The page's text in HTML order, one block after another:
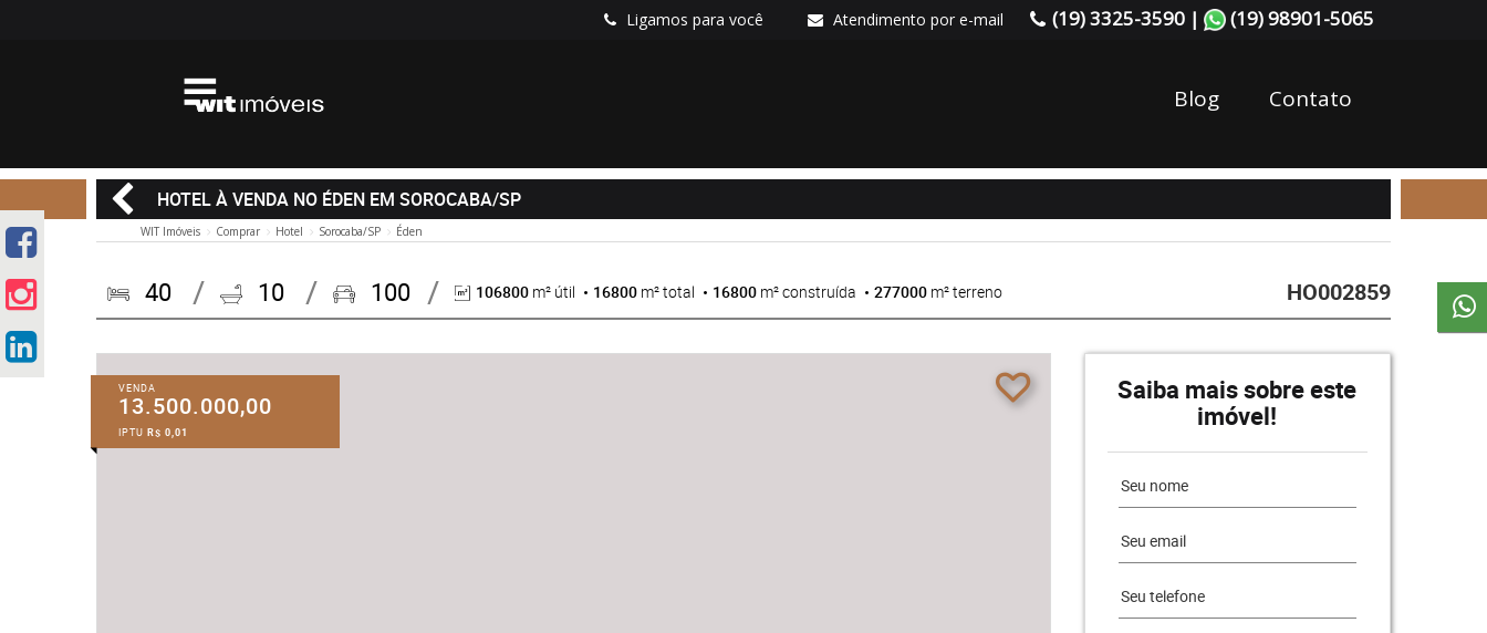
Ligamos para você Atendimento por e-mail (19) 3325-3590 | (19) 98901-5065
Blog Contato
HOTEL À VENDA NO ÉDEN EM SOROCABA/SP
WIT Imóveis Comprar Hotel Sorocaba/SP Éden
40 10 100 106800 m² útil 16800 m² total 16800 m² construída 277000 m² terreno HO002859
VENDA
13.500.000,00
IPTU R$ 0,01
Saiba mais sobre este
imóvel!